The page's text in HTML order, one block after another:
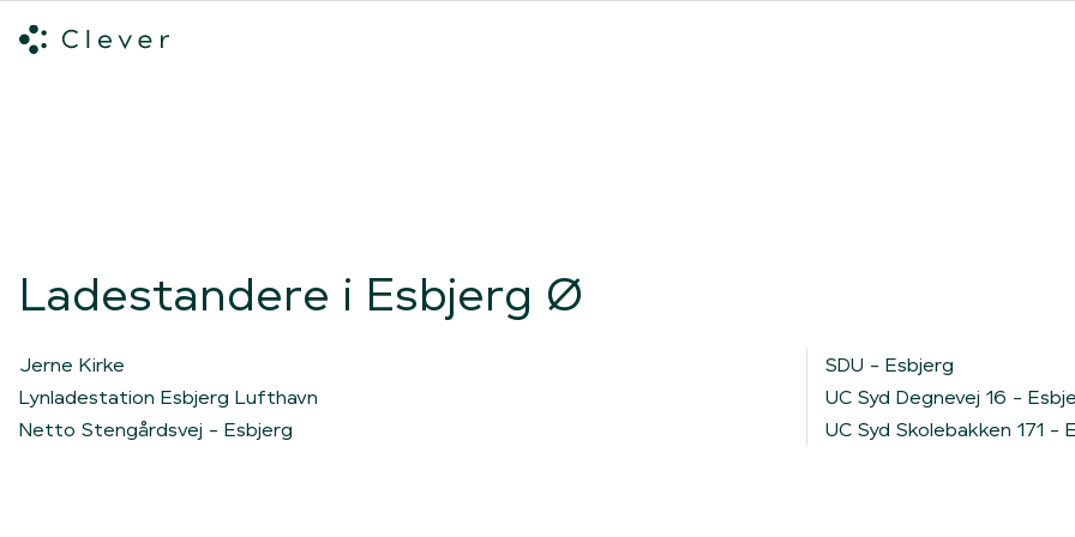
Ladestandere i Esbjerg Ø
Jerne Kirke
Lynladestation Esbjerg Lufthavn
Netto Stengårdsvej - Esbjerg
SDU - Esbjerg
UC Syd Degnevej 16 -
UC Syd Skolebakken 171 -